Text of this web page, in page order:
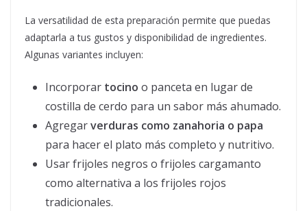
La versatilidad de esta preparación permite que puedas
adaptarla a tus gustos y disponibilidad de ingredientes.
Algunas variantes incluyen:
Incorporar tocino o panceta en lugar de
costilla de cerdo para un sabor más ahumado.
Agregarverduras como zanahoria o papa
para hacer el plato más completo y nutritivo.
Usar frijoles negros o frijoles cargamanto
como alternativa a los frijoles rojos
tradicionales.